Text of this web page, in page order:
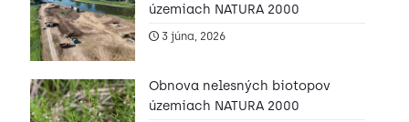
územiach NATURA 2000
3 júna, 2026
Obnova nelesných biotopov
územiach NATURA 2000